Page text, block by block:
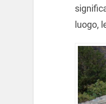
luogo,